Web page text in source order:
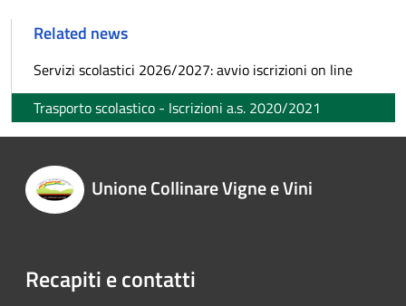
Related news
Servizi scolastici 2026/2027: avvio iscrizioni on line
Trasporto scolastico - Iscrizioni a.s. 2020/2021
Unione Collinare Vigne e Vini
Recapiti e contatti